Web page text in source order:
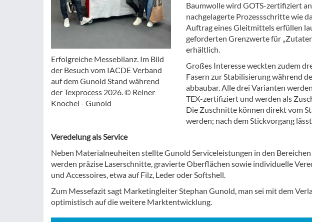
Erfolgreiche Messebilanz. Im Bild
der Besuch vom IACDE Verband
auf dem Gunold Stand während
der Texprocess 2026. © Reiner
Knochel - Gunold
Baumwolle wird GOTS-zertifiziert
nachgelagerte Prozessschritte wie
Auftrag eines Gleitmittels erfüllen
geforderten Grenzwerte für
erhältlich.
Großes Interesse weckten zudem
Fasern zur Stabilisierung während
abbaubar. Alle drei Varianten
TEX-zertifiziert und werden als
Die Zuschnitte können direkt vom
werden; nach dem Stickvorgang
Veredelung als Service
Neben Materialneuheiten stellte Gunold Serviceleistungen in den
werden präzise Laserschnitte, gravierte Oberflächen sowie individuelle
und Accessoires, etwa auf Filz, Leder oder Softshell.
Zum Messefazit sagt Marketingleiter Stephan Gunold, man sei mit dem
optimistisch auf die weitere Marktentwicklung.